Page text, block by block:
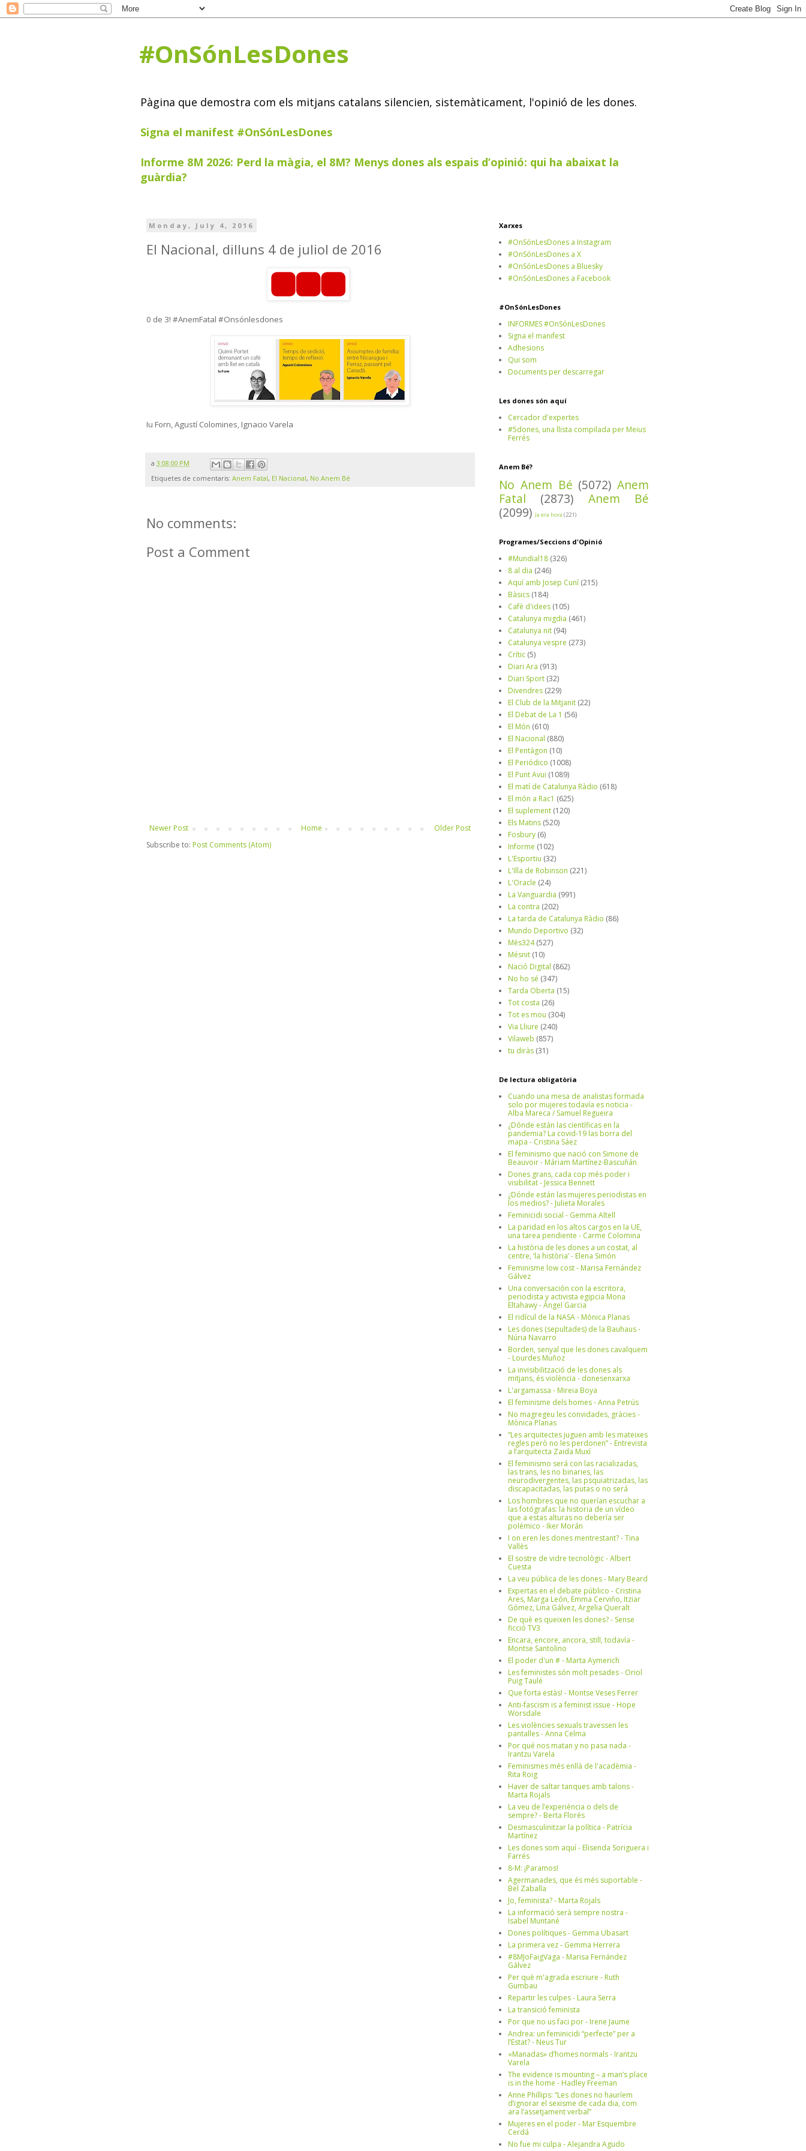
#OnSónLesDones
Pàgina que demostra com els mitjans catalans silencien, sistemàticament, l'opinió de les dones.
Signa el manifest #OnSónLesDones
Informe 8M 2026: Perd la màgia, el 8M? Menys dones als espais d’opinió: qui ha abaixat la
guàrdia?
Monday, July 4, 2016
El Nacional, dilluns 4 de juliol de 2016
0 de 3! #AnemFatal #Onsónlesdones
Iu Forn, Agustí Colomines, Ignacio Varela
a 3:08:00 PM
Etiquetes de comentaris: Anem Fatal, El Nacional, No Anem Bé
No comments:
Post a Comment
Newer Post Older Post
Home
Subscribe to: Post Comments (Atom)
Xarxes
#OnSónLesDones a Instagram
#OnSónLesDones a X
#OnSónLesDones a Bluesky
#OnSónLesDones a Facebook
#OnSónLesDones
INFORMES #OnSónLesDones
Signa el manifest
Adhesions
Qui som
Documents per descarregar
Les dones són aquí
Cercador d'expertes
#5dones, una llista compilada per Meius
Ferrés
Anem Bé?
No Anem Bé (5072) Anem
Fatal
(2873)
Anem Bé
(2099) Ja era hora (221)
Programes/Seccions d'Opinió
#Mundial18 (326)
8 al dia (246)
Aquí amb Josep Cuní (215)
Bàsics (184)
Cafè d'idees (105)
Catalunya migdia (461)
Catalunya nit (94)
Catalunya vespre (273)
Crític (5)
Diari Ara (913)
Diari Sport (32)
Divendres (229)
El Club de la Mitjanit (22)
El Debat de La 1 (56)
El Món (610)
El Nacional (880)
El Pentàgon (10)
El Periódico (1008)
El Punt Avui (1089)
El matí de Catalunya Ràdio (618)
El món a Rac1 (625)
El suplement (120)
Els Matins (520)
Fosbury (6)
Informe (102)
L'Esportiu (32)
L'Illa de Robinson (221)
L'Oracle (24)
La Vanguardia (991)
La contra (202)
La tarda de Catalunya Ràdio (86)
Mundo Deportivo (32)
Més324 (527)
Mésnit (10)
Nació Digital (862)
No ho sé (347)
Tarda Oberta (15)
Tot costa (26)
Tot es mou (304)
Via Lliure (240)
Vilaweb (857)
tu diràs (31)
De lectura obligatòria
Cuando una mesa de analistas formada
solo por mujeres todavía es noticia -
Alba Mareca / Samuel Regueira
¿Dónde están las científicas en la
pandemia? La covid-19 las borra del
mapa - Cristina Sáez
El feminismo que nació con Simone de
Beauvoir - Máriam Martínez-Bascuñán
Dones grans, cada cop més poder i
visibilitat - Jessica Bennett
¿Dónde están las mujeres periodistas en
los medios? - Julieta Morales
Feminicidi social - Gemma Altell
La paridad en los altos cargos en la UE,
una tarea pendiente - Carme Colomina
La història de les dones a un costat, al
centre, ‘la història’ - Elena Simón
Feminisme low cost - Marisa Fernández
Gálvez
Una conversación con la escritora,
periodista y activista egipcia Mona
Eltahawy - Àngel Garcia
El ridícul de la NASA - Mònica Planas
Les dones (sepultades) de la Bauhaus -
Núria Navarro
Borden, senyal que les dones cavalquem
- Lourdes Muñoz
La invisibilització de les dones als
mitjans, és violència - donesenxarxa
L'argamassa - Mireia Boya
El feminisme dels homes - Anna Petrús
No magregeu les convidades, gràcies -
Mònica Planas
“Les arquitectes juguen amb les mateixes
regles però no les perdonen” - Entrevista
a l’arquitecta Zaida Muxí
El feminismo será con las racializadas,
las trans, les no binaries, las
neurodivergentes, las psquiatrizadas, las
discapacitadas, las putas o no será
Los hombres que no querían escuchar a
las fotógrafas: la historia de un vídeo
que a estas alturas no debería ser
polémico - Iker Morán
I on eren les dones mentrestant? - Tina
Vallès
El sostre de vidre tecnològic - Albert
Cuesta
La veu pública de les dones - Mary Beard
Expertas en el debate público - Cristina
Ares, Marga León, Emma Cerviño, Itziar
Gómez, Lina Gálvez, Argelia Queralt
De què es queixen les dones? - Sense
ficció TV3
Encara, encore, ancora, still, todavía -
Montse Santolino
El poder d'un # - Marta Aymerich
Les feministes són molt pesades - Oriol
Puig Taulé
Que forta estàs! - Montse Veses Ferrer
Anti-fascism is a feminist issue - Hope
Worsdale
Les violències sexuals travessen les
pantalles - Anna Celma
Por qué nos matan y no pasa nada -
Irantzu Varela
Feminismes més enllà de l'acadèmia -
Rita Roig
Haver de saltar tanques amb talons -
Marta Rojals
La veu de l’experiència o dels de
sempre? - Berta Florés
Desmasculinitzar la política - Patrícia
Martínez
Les dones som aquí - Elisenda Soriguera i
Farrés
8-M: ¡Paramos!
Agermanades, que és més suportable -
Bel Zaballa
Jo, feminista? - Marta Rojals
La informació serà sempre nostra -
Isabel Muntané
Dones polítiques - Gemma Ubasart
La primera vez - Gemma Herrera
#8MJoFaigVaga - Marisa Fernández
Gálvez
Per què m'agrada escriure - Ruth
Gumbau
Repartir les culpes - Laura Serra
La transició feminista
Por que no us faci por - Irene Jaume
Andrea: un feminicidi “perfecte” per a
l’Estat? - Neus Tur
«Manadas» d’homes normals - Irantzu
Varela
The evidence is mounting – a man’s place
is in the home - Hadley Freeman
Anne Phillips: “Les dones no hauríem
d’ignorar el sexisme de cada dia, com
ara l’assetjament verbal”
Mujeres en el poder - Mar Esquembre
Cerdá
No fue mi culpa - Alejandra Agudo